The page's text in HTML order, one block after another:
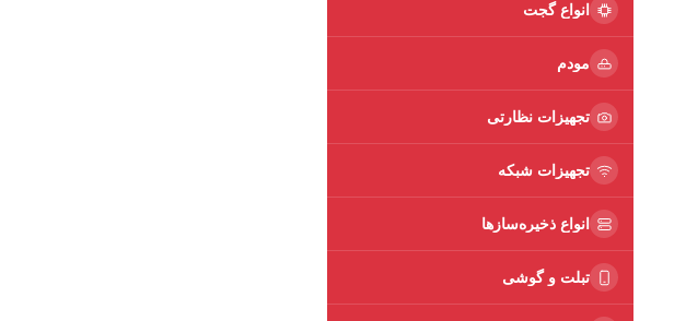
انواع گجت
مودم
تجهیزات نظارتی
تجهیزات شبکه
انواع ذخیره‌سازها
تبلت و گوشی